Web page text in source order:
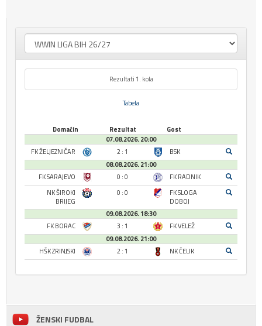
Rezultati 1. kola
Tabela
Domaćin Rezultat
Gost
07.08.2026. 20:00
FK ŽELJEZNIČAR
2 : 1
BSK
08.08.2026. 21:00
FK SARAJEVO
0 : 0
FK RADNIK
NK ŠIROKI
BRIJEG
0 : 0
FK SLOGA
DOBOJ
09.08.2026. 18:30
FK BORAC
3 : 1
FK VELEŽ
09.08.2026. 21:00
HŠK ZRINJSKI
2 : 1 NK ČELIK
ŽENSKI FUDBAL